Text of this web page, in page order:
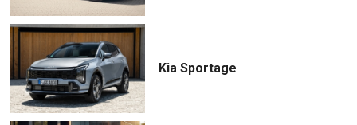
Kia Sportage